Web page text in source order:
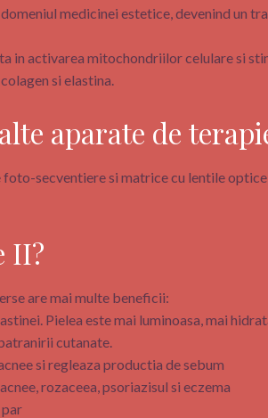
medicinei estetice, devenind un
in activarea mitochondriilor celulare si
si elastina.
aparate de
secventiere si matrice cu lentile
II?
are mai multe beneficii:
Pielea este mai luminoasa, mai
cutanate.
si regleaza productia de sebum
rozaceea, psoriazisul si eczema